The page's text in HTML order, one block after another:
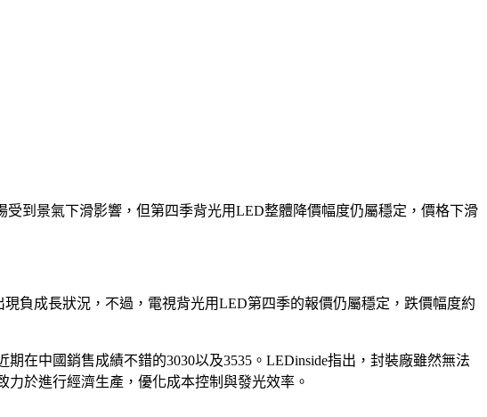
到景氣下滑影響，但第四季背光用LED整體降價幅度仍屬穩定，價格下滑
負成長狀況，不過，電視背光用LED第四季的報價仍屬穩定，跌價幅度約
在中國銷售成績不錯的3030以及3535。LEDinside指出，封裝廠雖然無法
於進行經濟生產，優化成本控制與發光效率。